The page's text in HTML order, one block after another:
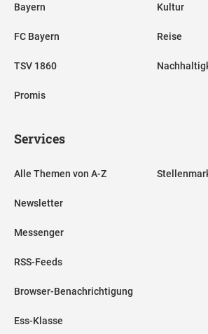
Bayern
FC Bayern
TSV 1860
Promis
Kultur
Reise
Services
Alle Themen von A-Z
Newsletter
Messenger
RSS-Feeds
Browser-Benachrichtigung
Ess-Klasse